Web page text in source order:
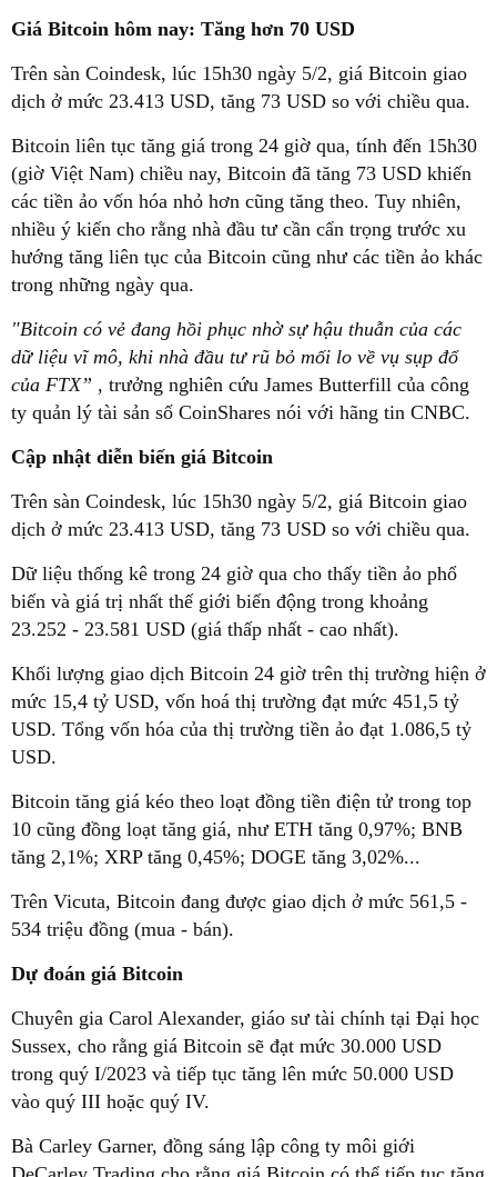
Giá Bitcoin hôm nay: Tăng hơn 70 USD
Trên sàn Coindesk, lúc 15h30 ngày 5/2, giá Bitcoin giao
dịch ở mức 23.413 USD, tăng 73 USD so với chiều qua.
Bitcoin liên tục tăng giá trong 24 giờ qua, tính đến 15h30
(giờ Việt Nam) chiều nay, Bitcoin đã tăng 73 USD khiến
các tiền ảo vốn hóa nhỏ hơn cũng tăng theo. Tuy nhiên,
nhiều ý kiến cho rằng nhà đầu tư cần cẩn trọng trước xu
hướng tăng liên tục của Bitcoin cũng như các tiền ảo khác
trong những ngày qua.
"Bitcoin có vẻ đang hồi phục nhờ sự hậu thuẫn của các
dữ liệu vĩ mô, khi nhà đầu tư rũ bỏ mối lo về vụ sụp đổ
của FTX” , trưởng nghiên cứu James Butterfill của công
ty quản lý tài sản số CoinShares nói với hãng tin CNBC.
Cập nhật diễn biến giá Bitcoin
Trên sàn Coindesk, lúc 15h30 ngày 5/2, giá Bitcoin giao
dịch ở mức 23.413 USD, tăng 73 USD so với chiều qua.
Dữ liệu thống kê trong 24 giờ qua cho thấy tiền ảo phổ
biến và giá trị nhất thế giới biến động trong khoảng
23.252 - 23.581 USD (giá thấp nhất - cao nhất).
Khối lượng giao dịch Bitcoin 24 giờ trên thị trường hiện ở
mức 15,4 tỷ USD, vốn hoá thị trường đạt mức 451,5 tỷ
USD. Tổng vốn hóa của thị trường tiền ảo đạt 1.086,5 tỷ
USD.
Bitcoin tăng giá kéo theo loạt đồng tiền điện tử trong top
10 cũng đồng loạt tăng giá, như ETH tăng 0,97%; BNB
tăng 2,1%; XRP tăng 0,45%; DOGE tăng 3,02%...
Trên Vicuta, Bitcoin đang được giao dịch ở mức 561,5 -
534 triệu đồng (mua - bán).
Dự đoán giá Bitcoin
Chuyên gia Carol Alexander, giáo sư tài chính tại Đại học
Sussex, cho rằng giá Bitcoin sẽ đạt mức 30.000 USD
trong quý I/2023 và tiếp tục tăng lên mức 50.000 USD
vào quý III hoặc quý IV.
Bà Carley Garner, đồng sáng lập công ty môi giới